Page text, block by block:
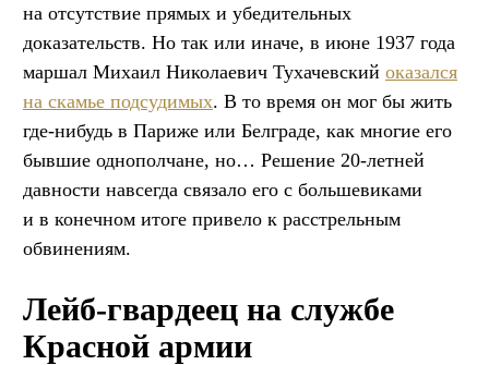
на отсутствие прямых и убедительных
доказательств. Но так или иначе, в июне 1937 года
маршал Михаил Николаевич Тухачевский оказался
на скамье подсудимых. В то время он мог бы жить
где-нибудь в Париже или Белграде, как многие его
бывшие однополчане, но… Решение 20-летней
давности навсегда связало его с большевиками
и в конечном итоге привело к расстрельным
обвинениям.
Лейб-гвардеец на службе
Красной армии